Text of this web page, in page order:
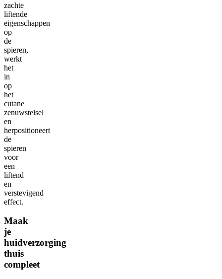
zachte
liftende
eigenschappen
op
de
spieren,
werkt
het
in
op
het
cutane
zenuwstelsel
en
herpositioneert
de
spieren
voor
een
liftend
en
verstevigend
effect.
Maak
je
huidverzorging
thuis
compleet